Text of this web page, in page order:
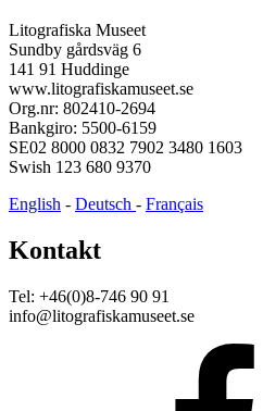
Litografiska Museet
Sundby gårdsväg 6
141 91 Huddinge
www.litografiskamuseet.se
Org.nr: 802410-2694
Bankgiro: 5500-6159
SE02 8000 0832 7902 3480 1603
Swish 123 680 9370
English - Deutsch - Français
Kontakt
Tel: +46(0)8-746 90 91
info@litografiskamuseet.se